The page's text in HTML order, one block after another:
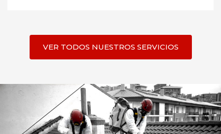
VER TODOS NUESTROS SERVICIOS